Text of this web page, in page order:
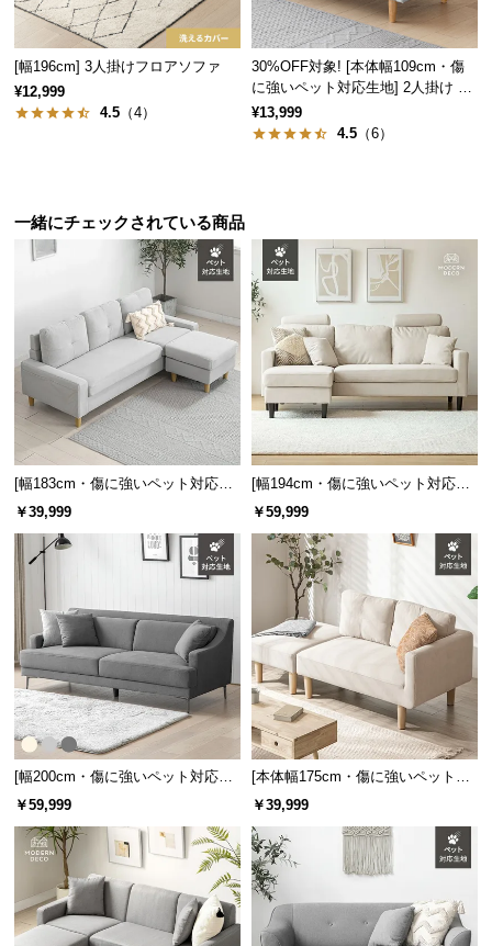
セ
に
つ
い
に
つ
会
規
約
に
つ
い
て
客
様
サ
ポ
ー
ト
ら
せ
[幅196cm] 3人掛けフロアソファ
¥12,999
4.5 （4）
30%OFF対象! [本体幅109cm・傷
に強いペット対応生地] 2人掛け コ
ンパクトソファ ポケット付き
¥13,999
4.5 （6）
一緒にチェックされている商品
[幅183cm・傷に強いペット対応生
地] 3人掛けカウチソファ 組換え可
￥39,999
[幅194cm・傷に強いペット対応生
地] 3人掛けカウチソファ ヘッドレ
￥59,999
[幅200cm・傷に強いペット対応生
地] 3人掛けストレートソファ ごろ
￥59,999
[本体幅175cm・傷に強いペット対
応生地] 2人掛けソファーベッド レ
￥39,999